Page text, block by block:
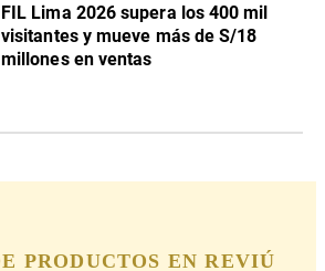
FIL Lima 2026 supera los 400 mil
visitantes y mueve más de S/18
millones en ventas